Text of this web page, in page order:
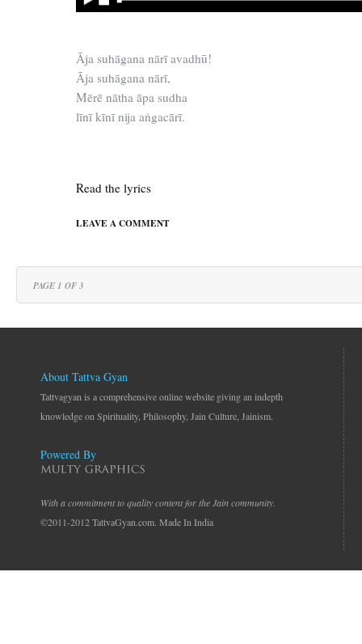
Āja suhāgana nārī avadhū!
Āja suhāgana nārī,
Mērē nātha āpa sudha
līnī kīnī nija aṅgacārī.
Read the lyrics
LEAVE A COMMENT
PAGE 1 OF 3
About Tattva Gyan
Tattvagyan is a comprehensive online website giving an indepth
knowledge on Spirituality, Philosophy, Jain Culture, Jainism.
Powered By
With a commitment to quality content for the Jain community.
©2011-2012 TattvaGyan.com. Made In India